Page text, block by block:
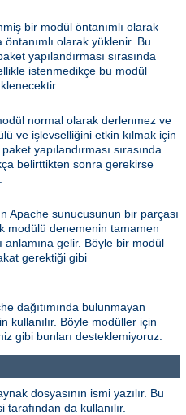
bir modül öntanımlı olarak
olarak yüklenir. Bu
yapılandırması sırasında
istenmedikçe bu modül
normal olarak derlenmez ve
ve işlevselliğini etkin kılmak için
yapılandırması sırasında
belirttikten sonra gerekirse
Apache sunucusunun bir parçası
modülü denemenin tamamen
anlamına gelir. Böyle bir modül
gerektiği gibi
dağıtımında bulunmayan
kullanılır. Böyle modüller için
gibi bunları desteklemiyoruz.
dosyasının ismi yazılır. Bu
tarafından da kullanılır.